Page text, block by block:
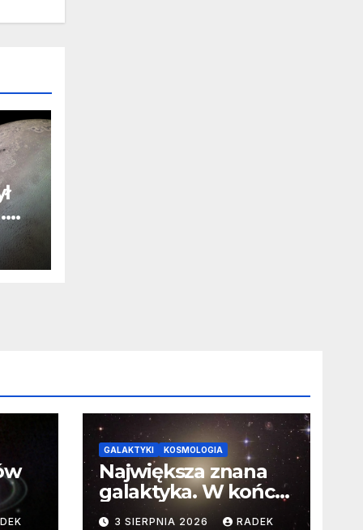
GALAKTYKI KOSMOLOGIA
Największa znana
galaktyka. W końcu
poznaliśmy jej
3 SIERPNIA 2026 RADEK